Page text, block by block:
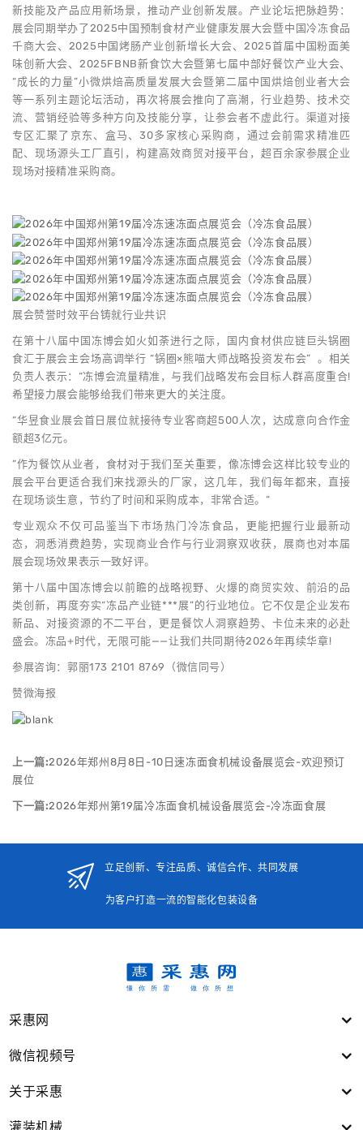
新技能及产品应用新场景，推动产业创新发展。产业论坛把脉趋势：
展会同期举办了2025中国预制食材产业健康发展大会暨中国冷冻食品
千商大会、2025中国烤肠产业创新增长大会、2025首届中国粉面美
味创新大会、2025FBNB新食饮大会暨第七届中部好餐饮产业大会、
“成长的力量”小微烘焙高质量发展大会暨第二届中国烘焙创业者大会
等一系列主题论坛活动，再次将展会推向了高潮，行业趋势、技术交
流、营销经验等多种方向及技能分享，让参会者不虚此行。渠道对接
专区汇聚了京东、盒马、30多家核心采购商，通过会前需求精准匹
配、现场源头工厂直引，构建高效商贸对接平台，超百余家参展企业
现场对接精准采购商。
展会赞誉时效平台铸就行业共识
在第十八届中国冻博会如火如荼进行之际，国内食材供应链巨头锅圈
食汇于展会主会场高调举行 “锅圈×熊喵大师战略投资发布会” 。相关
负责人表示：“冻博会流量精准，与我们战略发布会目标人群高度重合!
希望接力展会能够给我们带来更大的关注度。
“华昱食业展会首日展位就接待专业客商超500人次，达成意向合作金
额超3亿元。
”作为餐饮从业者，食材对于我们至关重要，像冻博会这样比较专业的
展会平台更适合我们来找源头的厂家，这几年，我们每年都来，直接
在现场谈生意，节约了时间和采购成本，非常合适。“
专业观众不仅可品鉴当下市场热门冷冻食品，更能把握行业最新动
态，洞悉消费趋势，实现商业合作与行业洞察双收获，展商也对本届
展会现场效果表示一致好评。
第十八届中国冻博会以前瞻的战略视野、火爆的商贸实效、前沿的品
类创新，再度夯实“冻品产业链***展”的行业地位。它不仅是企业发布
新品、对接资源的不二平台，更是餐饮人洞察趋势、卡位未来的必赴
盛会。冻品+时代，无限可能——让我们共同期待2026年再续华章!
参展咨询：郭丽173 2101 8769（微信同号）
赞微海报
上一篇:2026年郑州8月8日-10日速冻面食机械设备展览会-欢迎预订
展位
下一篇:2026年郑州第19届冷冻面食机械设备展览会-冷冻面食展
立足创新、专注品质、诚信合作、共同发展
为客户打造一流的智能化包装设备
采惠网
微信视频号
关于采惠